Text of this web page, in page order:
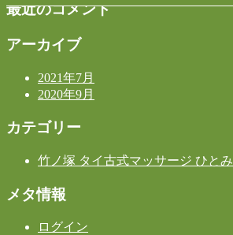
最近のコメント
アーカイブ
2021年7月
2020年9月
カテゴリー
竹ノ塚 タイ古式マッサージ ひとみ
メタ情報
ログイン